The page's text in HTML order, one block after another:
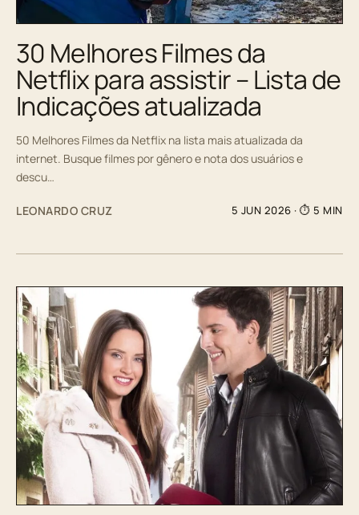
30 Melhores Filmes da
Netflix para assistir – Lista de
Indicações atualizada
50 Melhores Filmes da Netflix na lista mais atualizada da
internet. Busque filmes por gênero e nota dos usuários e
descu…
LEONARDO CRUZ 5 JUN 2026 · ⏱ 5 MIN